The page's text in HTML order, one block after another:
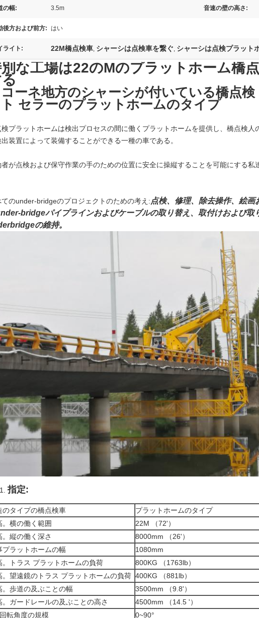
の幅: 3.5m 音速の壁の高さ:
後方および前方: はい
ライト: 22M橋点検車, シャーシは点検車を繋ぐ, シャーシは点検プラット
な工場は22のMのプラットホーム橋
ーネ地方のシャーシが付いている橋点
セラーのプラットホームのタイプ
検プラットホームは検出プロセスの間に働くプラットホームを提供し、橋点検人
装置によって装備することができる一種の車である。
者が点検および保守作業の手のための位置に安全に操縦することを可能にする私
てのunder-bridgeのプロジェクトのための考え:点検、修理、除去操作、絵
bridgeパイプラインおよびケーブルの取り替え、取付けおよび取
の維持。
指定:
のタイプの橋点検車
プラットホームのタイプ
。横の働く範囲
22M （72'）
。縦の働く深さ
8000mm （26'）
プラットホームの幅
1080mm
。トラス プラットホームの負荷
800KG （1763lb）
。望遠鏡のトラス プラットホームの負荷 400KG （881lb）
。歩道の及ぶことの幅
3500mm （9.8'）
。ガードレールの及ぶことの高さ
4500mm （14.5 '）
転角度の規模
0~90°